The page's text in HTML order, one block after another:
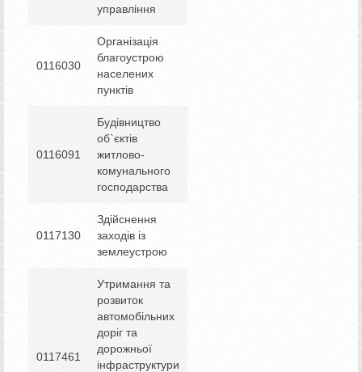
управління
0116030
Організація
благоустрою
населених
пунктів
0116091
Будівництво
об`єктів
житлово-
комунального
господарства
0117130
Здійснення
заходів із
землеустрою
0117461
Утримання та
розвиток
автомобільних
доріг та
дорожньої
інфраструктури